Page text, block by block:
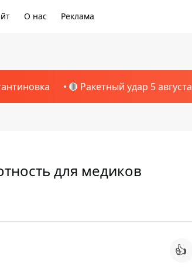
О нас Реклама
🔴 Ракетный удар 5 августа
для медиков
👍